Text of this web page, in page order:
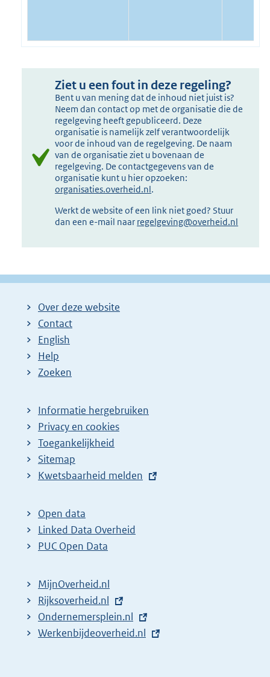
Ziet u een fout in deze regeling?
Bent u van mening dat de inhoud niet juist is?
Neem dan contact op met de organisatie die de
regelgeving heeft gepubliceerd. Deze
organisatie is namelijk zelf verantwoordelijk
voor de inhoud van de regelgeving. De naam
van de organisatie ziet u bovenaan de
regelgeving. De contactgegevens van de
organisatie kunt u hier opzoeken:
organisaties.overheid.nl.
Werkt de website of een link niet goed? Stuur
dan een e-mail naar regelgeving@overheid.nl
Over deze website
Contact
English
Help
Zoeken
Informatie hergebruiken
Privacy en cookies
Toegankelijkheid
Sitemap
E
t
e
r
l
i
n
k
Kwetsbaarheid melden
Open data
Linked Data Overheid
PUC Open Data
MijnOverheid.nl
E
x
t
Rijksoverheid.nl
E
x
Ondernemersplein.nl
E
Werkenbijdeoverheid.nl